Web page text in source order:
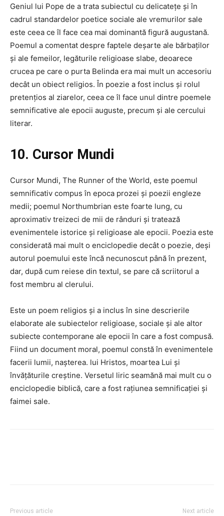
Geniul lui Pope de a trata subiectul cu delicatețe și în
cadrul standardelor poetice sociale ale vremurilor sale
este ceea ce îl face cea mai dominantă figură augustană.
Poemul a comentat despre faptele deșarte ale bărbaților
și ale femeilor, legăturile religioase slabe, deoarece
crucea pe care o purta Belinda era mai mult un accesoriu
decât un obiect religios. În poezie a fost inclus și rolul
pretențios al ziarelor, ceea ce îl face unul dintre poemele
semnificative ale epocii auguste, precum și ale cercului
literar.
10. Cursor Mundi
Cursor Mundi, The Runner of the World, este poemul
semnificativ compus în epoca prozei și poezii engleze
medii; poemul Northumbrian este foarte lung, cu
aproximativ treizeci de mii de rânduri și tratează
evenimentele istorice și religioase ale epocii. Poezia este
considerată mai mult o enciclopedie decât o poezie, deși
autorul poemului este încă necunoscut până în prezent,
dar, după cum reiese din textul, se pare că scriitorul a
fost membru al clerului.
Este un poem religios și a inclus în sine descrierile
elaborate ale subiectelor religioase, sociale și ale altor
subiecte contemporane ale epocii în care a fost compusă.
Fiind un document moral, poemul constă în evenimentele
facerii lumii, nașterea. lui Hristos, moartea Lui și
învățăturile creștine. Versetul liric seamănă mai mult cu o
enciclopedie biblică, care a fost rațiunea semnificației și
faimei sale.
Previous article Next article